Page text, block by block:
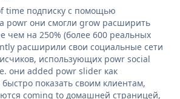
time подписку с помощью
powr они смогли grow расширить
чем на 250% (более 600 реальных
расширили свои социальные сети
использующих powr social
они added powr slider как
показать своим клиентам,
coming to домашней страницей,